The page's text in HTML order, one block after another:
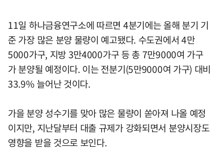
11일 하나금융연구소에 따르면 4분기에는 올해 분기 기
준 가장 많은 분양 물량이 예고됐다. 수도권에서 4만
5000가구, 지방 3만4000가구 등 총 7만9000여 가구
가 분양될 예정이다. 이는 전분기(5만9000여 가구) 대비
33.9% 늘어난 것이다.
가을 분양 성수기를 맞아 많은 물량이 쏟아져 나올 예정
이지만, 지난달부터 대출 규제가 강화되면서 분양시장도
영향을 받을 것으로 보인다.